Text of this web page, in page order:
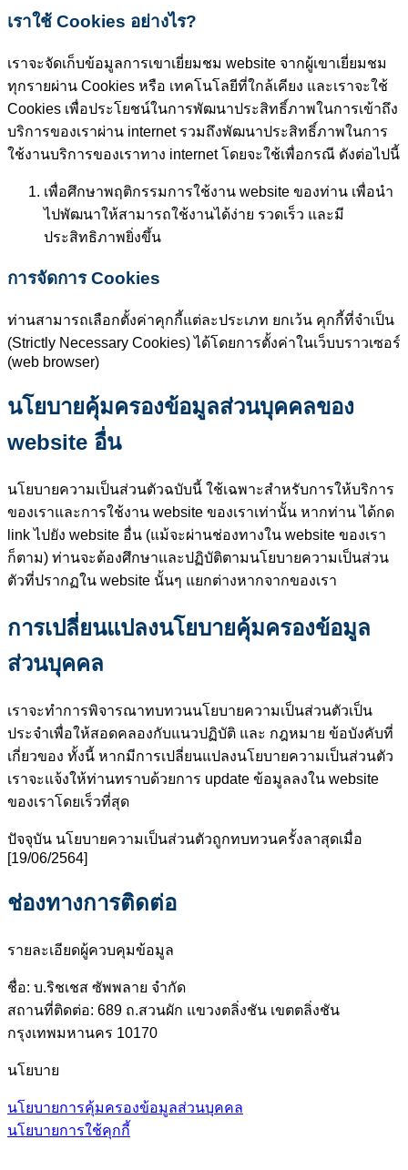
เราใช้ Cookies อย่างไร?
เราจะจัดเก็บข้อมูลการเขาเยี่ยมชม website จากผู้เขาเยี่ยมชม
ทุกรายผ่าน Cookies หรือ เทคโนโลยีที่ใกล้เคียง และเราจะใช้
Cookies เพื่อประโยชน์ในการพัฒนาประสิทธิ์ภาพในการเข้าถึง
บริการของเราผ่าน internet รวมถึงพัฒนาประสิทธิ์ภาพในการ
ใช้งานบริการของเราทาง internet โดยจะใช้เพื่อกรณี ดังต่อไปนี้
เพื่อศึกษาพฤติกรรมการใช้งาน website ของท่าน เพื่อนำ
ไปพัฒนาให้สามารถใช้งานได้ง่าย รวดเร็ว และมี
ประสิทธิภาพยิ่งขึ้น
การจัดการ Cookies
ท่านสามารถเลือกตั้งค่าคุกกี้แต่ละประเภท ยกเว้น คุกกี้ที่จำเป็น
(Strictly Necessary Cookies) ได้โดยการตั้งค่าในเว็บบราวเซอร์
(web browser)
นโยบายคุ้มครองข้อมูลส่วนบุคคลของ
website อื่น
นโยบายความเป็นส่วนตัวฉบับนี้ ใช้เฉพาะสำหรับการให้บริการ
ของเราและการใช้งาน website ของเราเท่านั้น หากท่าน ได้กด
link ไปยัง website อื่น (แม้จะผ่านช่องทางใน website ของเรา
ก็ตาม) ท่านจะต้องศึกษาและปฏิบัติตามนโยบายความเป็นส่วน
ตัวที่ปรากฏใน website นั้นๆ แยกต่างหากจากของเรา
การเปลี่ยนแปลงนโยบายคุ้มครองข้อมูล
ส่วนบุคคล
เราจะทำการพิจารณาทบทวนนโยบายความเป็นส่วนตัวเป็น
ประจำเพื่อให้สอดคลองกับแนวปฏิบัติ และ กฎหมาย ข้อบังคับที่
เกี่ยวของ ทั้งนี้ หากมีการเปลี่ยนแปลงนโยบายความเป็นส่วนตัว
เราจะแจ้งให้ท่านทราบด้วยการ update ข้อมูลลงใน website
ของเราโดยเร็วที่สุด
ปัจจุบัน นโยบายความเป็นส่วนตัวถูกทบทวนครั้งลาสุดเมื่อ
[19/06/2564]
ช่องทางการติดต่อ
รายละเอียดผู้ควบคุมข้อมูล
ชื่อ: บ.ริชเชส ซัพพลาย จำกัด
สถานที่ติดต่อ: 689 ถ.สวนผัก แขวงตลิ่งชัน เขตตลิ่งชัน
กรุงเทพมหานคร 10170
นโยบาย
นโยบายการคุ้มครองข้อมูลส่วนบุคคล
นโยบายการใช้คุกกี้